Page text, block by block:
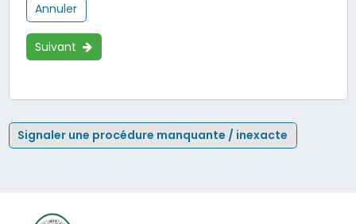
Annuler
Signaler une procédure manquante / inexacte